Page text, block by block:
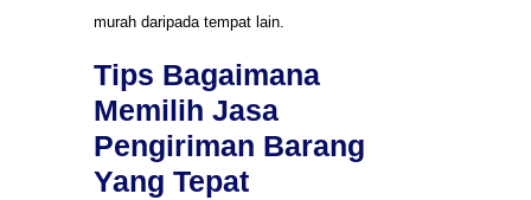
murah daripada tempat lain.
Tips Bagaimana
Memilih Jasa
Pengiriman Barang
Yang Tepat